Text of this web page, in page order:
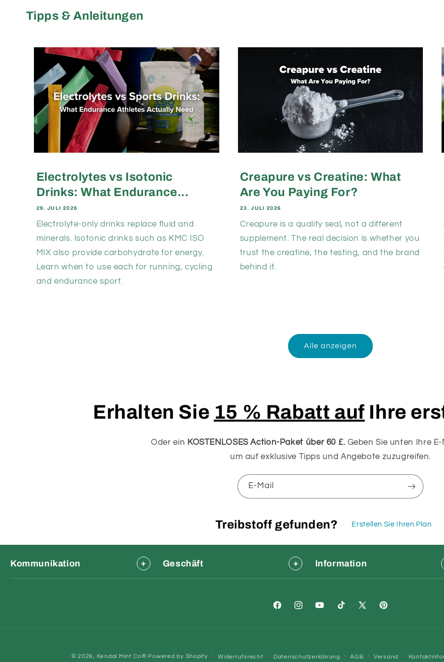
Tipps & Anleitungen
Electrolytes vs Isotonic
Drinks: What Endurance...
29. JULI 2026
Electrolyte-only drinks replace fluid and
minerals. Isotonic drinks such as KMC ISO
MIX also provide carbohydrate for energy.
Learn when to use each for running, cycling
and endurance sport.
Creapure vs Creatine: What
Are You Paying For?
23. JULI 2026
Creapure is a quality seal, not a different
supplement. The real decision is whether you
trust the creatine, the testing, and the brand
behind it.
Alle anzeigen
Erhalten Sie 15 % Rabatt auf Ihre
Oder ein KOSTENLOSES Action-Paket über 60 £.Geben Sie unten Ihre E-
um auf exklusive Tipps und Angebote zuzugreifen.
E-Mail
Treibstoff gefunden? Erstellen Sie Ihren Plan
Kommunikation Geschäft Information
FacebookInstagramYouTubeTikTok
X
Pinterest
© 2026, Kendal Mint Co® Powered by Shopify Widerrufsrecht Datenschutzerklärung AGB Versand